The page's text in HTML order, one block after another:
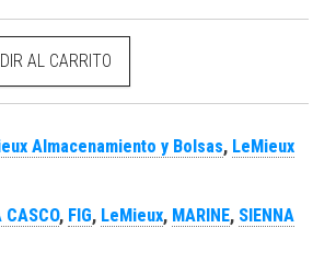
SIENNA BOLSA CASCO cantidad
AL CARRITO
Almacenamiento y Bolsas, LeMieux
CASCO, FIG, LeMieux, MARINE, SIENNA